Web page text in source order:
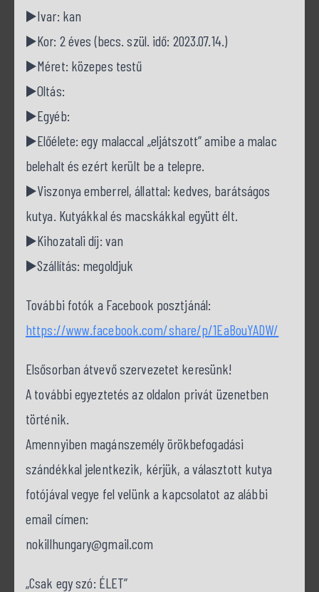
▶️Ivar: kan
▶️Kor: 2 éves (becs. szül. idő: 2023.07.14.)
▶️Méret: közepes testű
▶️Oltás:
▶️Egyéb:
▶️Előélete: egy malaccal „eljátszott” amibe a malac
belehalt és ezért került be a telepre.
▶️Viszonya emberrel, állattal: kedves, barátságos
kutya. Kutyákkal és macskákkal együtt élt.
▶️Kihozatali díj: van
▶️Szállítás: megoldjuk
További fotók a Facebook posztjánál:
https://www.facebook.com/share/p/1EaBouYADW/
Elsősorban átvevő szervezetet keresünk!
A további egyeztetés az oldalon privát üzenetben
történik.
Amennyiben magánszemély örökbefogadási
szándékkal jelentkezik, kérjük, a választott kutya
fotójával vegye fel velünk a kapcsolatot az alábbi
email címen:
nokillhungary@gmail.com
„Csak egy szó: ÉLET”